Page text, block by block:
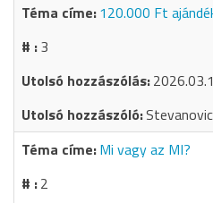
120.000 Ft
3
Mi vagy az MI?
2